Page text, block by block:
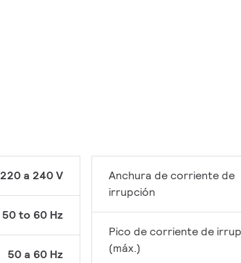
220 a 240 V
50 to 60 Hz
50 a 60 Hz
Anchura de corriente de
irrupción
Pico de corriente de
(máx.)